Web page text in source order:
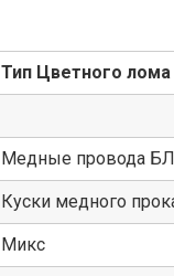
Тип Цветного лома
Медные провода
Куски медного
Микс